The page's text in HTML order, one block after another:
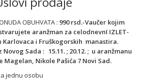
OBUHVATA : 990 rsd.-Vaučer kojim
aranžman za celodnevnI IZLET-
Karlovaca i Fruškogorskih manastira.
Sada : 15.11. ; 20.12. ; u aranžmanu
Magelan, Nikole Pašića 7 Novi Sad.
jednu osobu